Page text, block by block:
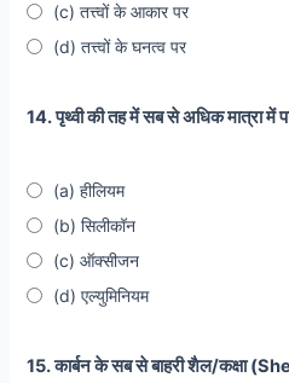
(c) तत्त्वों के आकार पर
(d) तत्त्वों के घनत्व पर
14. पृथ्वी की तह में सब से अधिक मात्रा में
(a) हीलियम
(b) सिलीकॉन
(c) ऑक्सीजन
(d) एल्युमिनियम
15. कार्बन के सब से बाहरी शैल/कक्षा